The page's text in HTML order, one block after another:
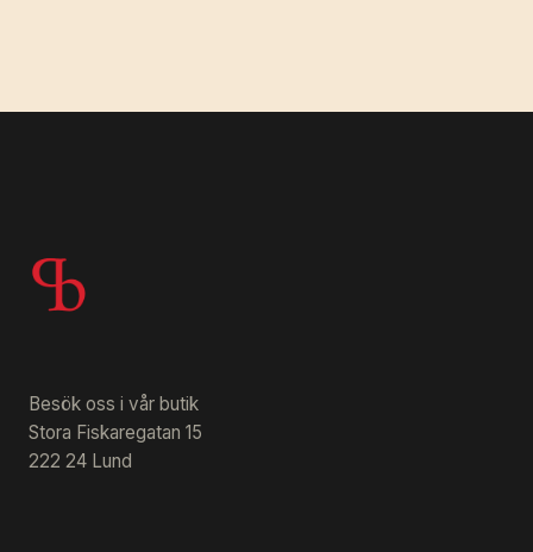
Besök oss i vår butik
Stora Fiskaregatan 15
222 24 Lund